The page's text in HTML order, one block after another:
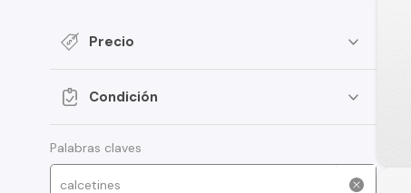
Precio
Condición
Palabras claves